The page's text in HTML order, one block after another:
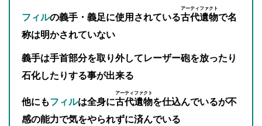
フィルの義手・義足に使用されている古代遺物
アーティファクト
で名
称は明かされていない
義手は手首部分を取り外してレーザー砲を放ったり
石化したりする事が出来る
他にもフィルは全身に古代遺物
アーティファクト
を仕込んでいるが不
感の能力で気をやられずに済んでいる